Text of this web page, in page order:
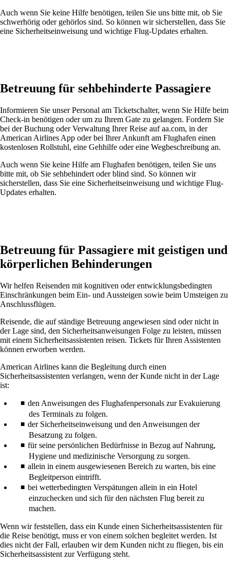
Auch wenn Sie keine Hilfe benötigen, teilen Sie uns bitte mit, ob Sie
schwerhörig oder gehörlos sind. So können wir sicherstellen, dass Sie
eine Sicherheitseinweisung und wichtige Flug-Updates erhalten.
Betreuung für sehbehinderte Passagiere
Informieren Sie unser Personal am Ticketschalter, wenn Sie Hilfe beim
Check-in benötigen oder um zu Ihrem Gate zu gelangen. Fordern Sie
bei der Buchung oder Verwaltung Ihrer Reise auf aa.com, in der
American Airlines App oder bei Ihrer Ankunft am Flughafen einen
kostenlosen Rollstuhl, eine Gehhilfe oder eine Wegbeschreibung an.
Auch wenn Sie keine Hilfe am Flughafen benötigen, teilen Sie uns
bitte mit, ob Sie sehbehindert oder blind sind. So können wir
sicherstellen, dass Sie eine Sicherheitseinweisung und wichtige Flug-
Updates erhalten.
Betreuung für Passagiere mit geistigen und
körperlichen Behinderungen
Wir helfen Reisenden mit kognitiven oder entwicklungsbedingten
Einschränkungen beim Ein- und Aussteigen sowie beim Umsteigen zu
Anschlussflügen.
Reisende, die auf ständige Betreuung angewiesen sind oder nicht in
der Lage sind, den Sicherheitsanweisungen Folge zu leisten, müssen
mit einem Sicherheitsassistenten reisen. Tickets für Ihren Assistenten
können erworben werden.
American Airlines kann die Begleitung durch einen
Sicherheitsassistenten verlangen, wenn der Kunde nicht in der Lage
ist:
den Anweisungen des Flughafenpersonals zur Evakuierung
des Terminals zu folgen.
der Sicherheitseinweisung und den Anweisungen der
Besatzung zu folgen.
für seine persönlichen Bedürfnisse in Bezug auf Nahrung,
Hygiene und medizinische Versorgung zu sorgen.
allein in einem ausgewiesenen Bereich zu warten, bis eine
Begleitperson eintrifft.
bei wetterbedingten Verspätungen allein in ein Hotel
einzuchecken und sich für den nächsten Flug bereit zu
machen.
Wenn wir feststellen, dass ein Kunde einen Sicherheitsassistenten für
die Reise benötigt, muss er von einem solchen begleitet werden. Ist
dies nicht der Fall, erlauben wir dem Kunden nicht zu fliegen, bis ein
Sicherheitsassistent zur Verfügung steht.